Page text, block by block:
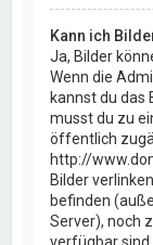
Kann ich
Ja, Bilder
Wenn die
kannst du das
musst du zu
öffentlich
http://
Bilder
befinden
Server), noch